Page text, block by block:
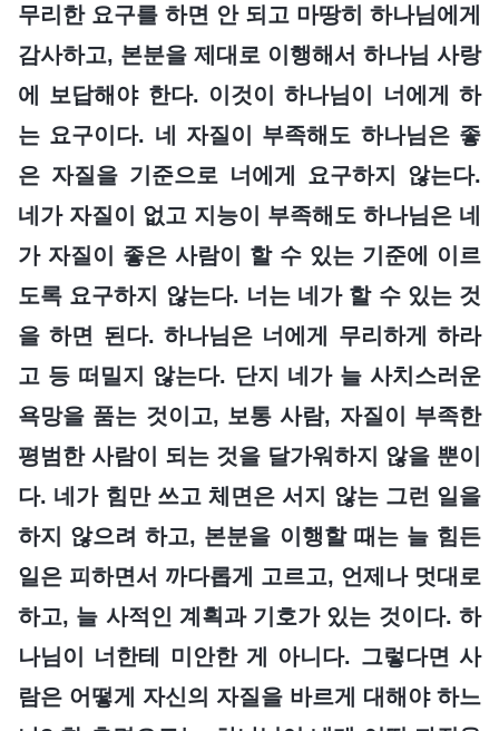
무리한 요구를 하면 안 되고 마땅히 하나님에게
감사하고, 본분을 제대로 이행해서 하나님 사랑
에 보답해야 한다. 이것이 하나님이 너에게 하
는 요구이다. 네 자질이 부족해도 하나님은 좋
은 자질을 기준으로 너에게 요구하지 않는다.
네가 자질이 없고 지능이 부족해도 하나님은 네
가 자질이 좋은 사람이 할 수 있는 기준에 이르
도록 요구하지 않는다. 너는 네가 할 수 있는 것
을 하면 된다. 하나님은 너에게 무리하게 하라
고 등 떠밀지 않는다. 단지 네가 늘 사치스러운
욕망을 품는 것이고, 보통 사람, 자질이 부족한
평범한 사람이 되는 것을 달가워하지 않을 뿐이
다. 네가 힘만 쓰고 체면은 서지 않는 그런 일을
하지 않으려 하고, 본분을 이행할 때는 늘 힘든
일은 피하면서 까다롭게 고르고, 언제나 멋대로
하고, 늘 사적인 계획과 기호가 있는 것이다. 하
나님이 너한테 미안한 게 아니다. 그렇다면 사
람은 어떻게 자신의 자질을 바르게 대해야 하느